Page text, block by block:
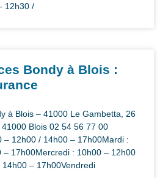
12h30 /
Bondy à Blois :
à Blois – 41000 Le Gambetta, 26
Blois 02 54 56 77 00
– 12h00 / 14h00 – 17h00Mardi :
– 17h00Mercredi : 10h00 – 12h00
– 17h00Vendredi